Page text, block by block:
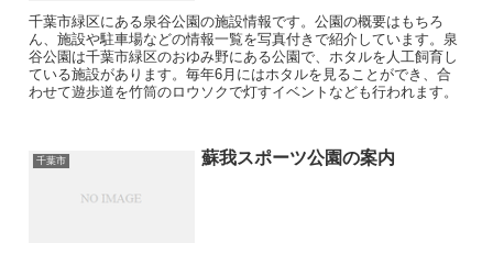
千葉市緑区にある泉谷公園の施設情報です。公園の概要はもちろ
ん、施設や駐車場などの情報一覧を写真付きで紹介しています。泉
谷公園は千葉市緑区のおゆみ野にある公園で、ホタルを人工飼育し
ている施設があります。毎年6月にはホタルを見ることができ、合
わせて遊歩道を竹筒のロウソクで灯すイベントなども行われます。
千葉市 蘇我スポーツ公園の案内